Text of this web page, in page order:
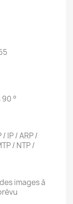
°
IP / ARP /
/ NTP /
images à